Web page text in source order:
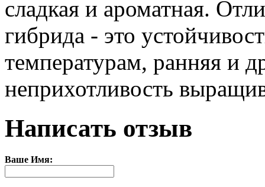
сладкая и ароматная.
гибрида - это
температурам, ранняя и
неприхотливость
Написать отзыв
Ваше Имя: